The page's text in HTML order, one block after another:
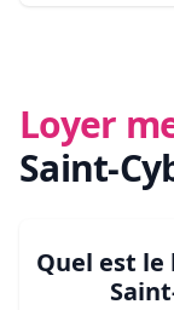
Loyer
Saint-
Quel est le